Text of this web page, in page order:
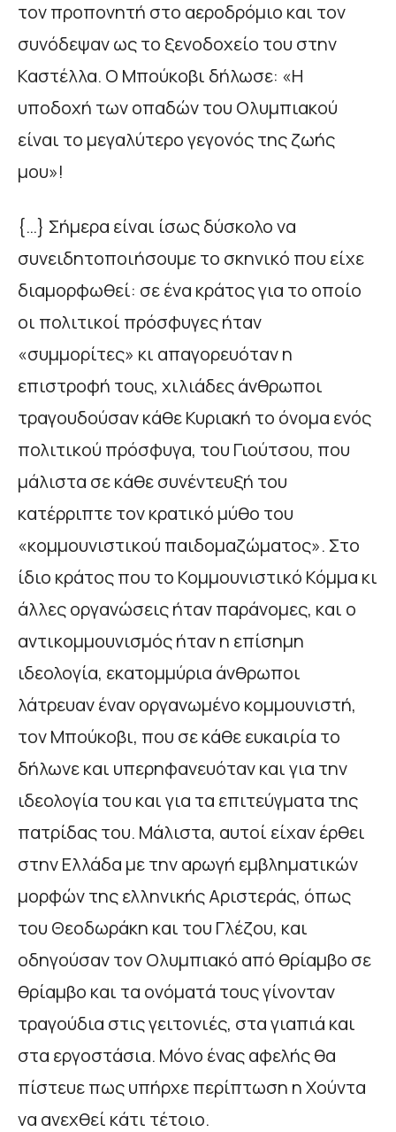
τον προπονητή στο αεροδρόµιο και τον
συνόδεψαν ως το ξενοδοχείο του στην
Καστέλλα. Ο Μπούκοβι δήλωσε: «Η
υποδοχή των οπαδών του Ολυµπιακού
είναι το µεγαλύτερο γεγονός της ζωής
µου»!
{…} Σήµερα είναι ίσως δύσκολο να
συνειδητοποιήσουµε το σκηνικό που είχε
διαµορφωθεί: σε ένα κράτος για το οποίο
οι πολιτικοί πρόσφυγες ήταν
«συµµορίτες» κι απαγορευόταν η
επιστροφή τους, χιλιάδες άνθρωποι
τραγουδούσαν κάθε Κυριακή το όνοµα ενός
πολιτικού πρόσφυγα, του Γιούτσου, που
µάλιστα σε κάθε συνέντευξή του
κατέρριπτε τον κρατικό µύθο του
«κοµµουνιστικού παιδοµαζώµατος». Στο
ίδιο κράτος που το Κοµµουνιστικό Κόµµα κι
άλλες οργανώσεις ήταν παράνοµες, και ο
αντικοµµουνισµός ήταν η επίσηµη
ιδεολογία, εκατοµµύρια άνθρωποι
λάτρευαν έναν οργανωµένο κοµµουνιστή,
τον Μπούκοβι, που σε κάθε ευκαιρία το
δήλωνε και υπερηφανευόταν και για την
ιδεολογία του και για τα επιτεύγµατα της
πατρίδας του. Μάλιστα, αυτοί είχαν έρθει
στην Ελλάδα µε την αρωγή εµβληµατικών
µορφών της ελληνικής Αριστεράς, όπως
του Θεοδωράκη και του Γλέζου, και
οδηγούσαν τον Ολυµπιακό από θρίαµβο σε
θρίαµβο και τα ονόµατά τους γίνονταν
τραγούδια στις γειτονιές, στα γιαπιά και
στα εργοστάσια. Μόνο ένας αφελής θα
πίστευε πως υπήρχε περίπτωση η Χούντα
να ανεχθεί κάτι τέτοιο.